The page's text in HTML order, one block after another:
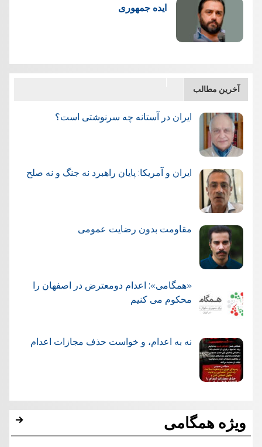
ایده جمهوری
آخرین مطالب
ایران در آستانه چه سرنوشتی است؟
ایران و آمریکا: پایان راهبرد نه جنگ و نه صلح
مقاومت بدون رضایت عمومی
«همگامی»: اعدام دومعترض در اصفهان را
محکوم می کنیم
نه به اعدام، و خواست حذف مجازات اعدام
ویژه همگامی